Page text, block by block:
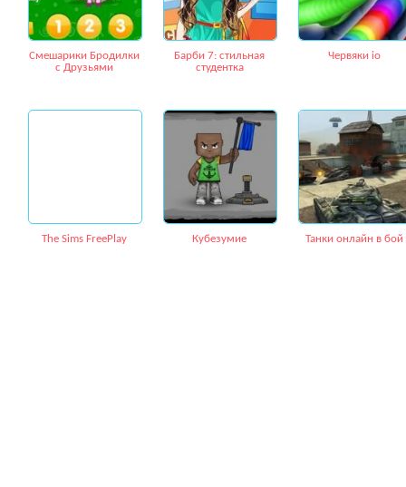
Смешарики Бродилки
с Друзьями
Барби 7: стильная
студентка
Червяки io
The Sims FreePlay Кубезумие Танки онлайн в бой